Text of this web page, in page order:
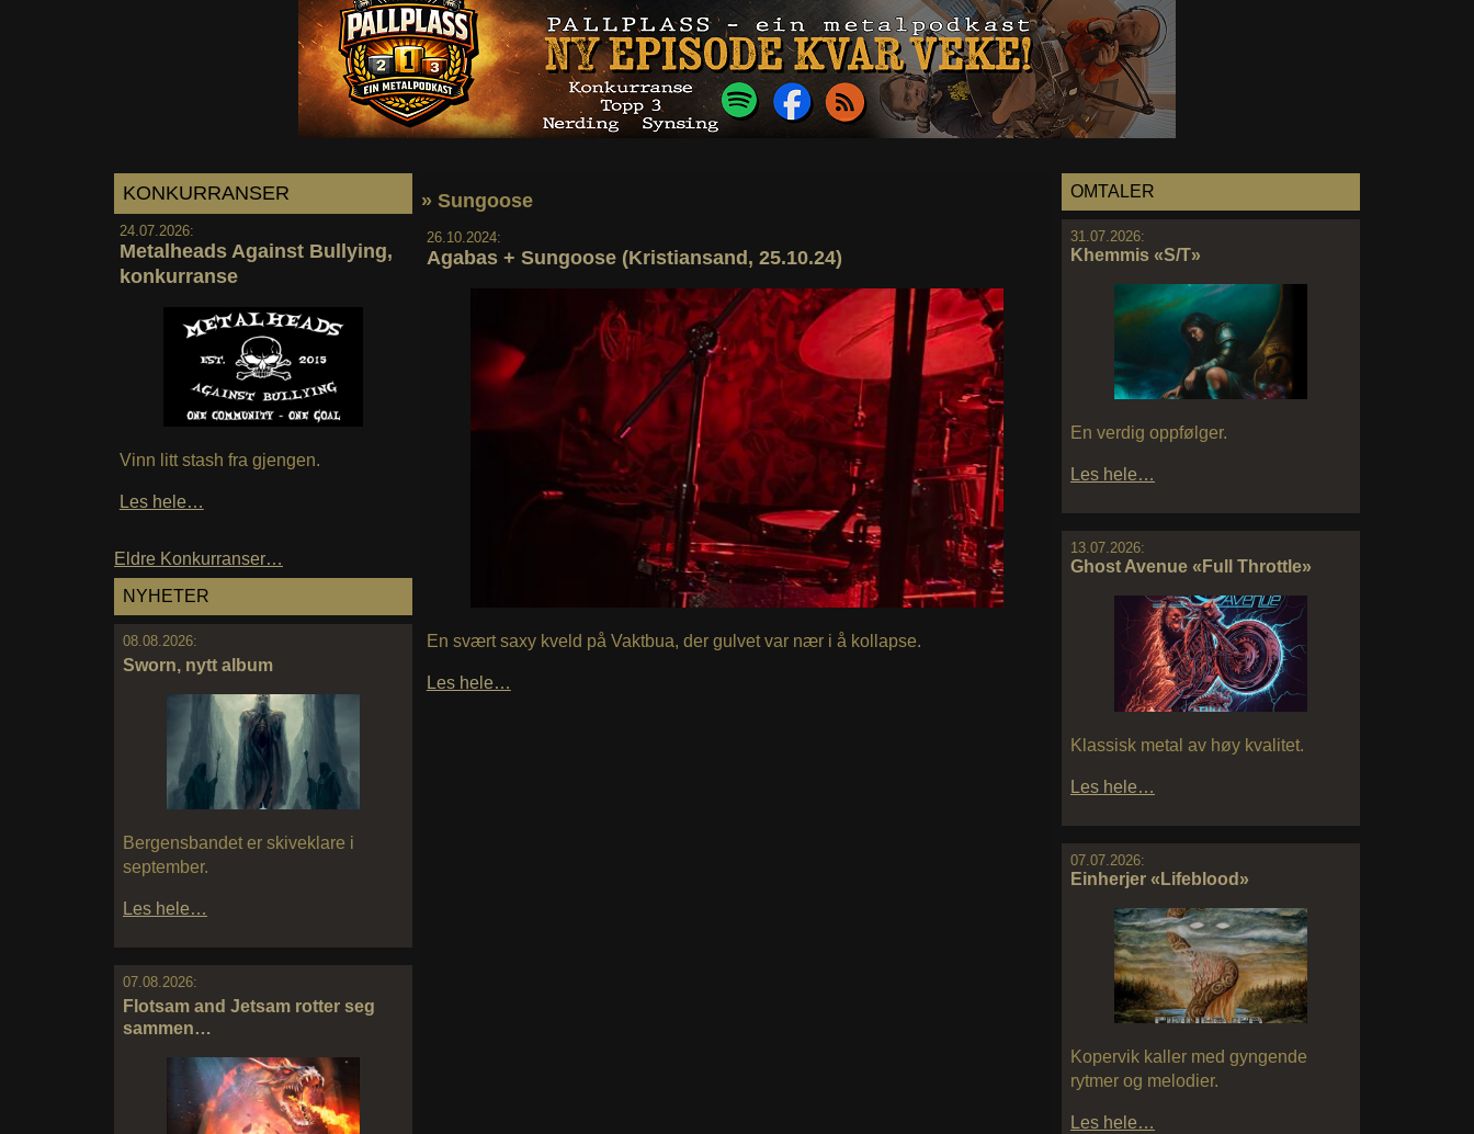
KONKURRANSER
24.07.2026:
Metalheads Against Bullying,
konkurranse
Vinn litt stash fra gjengen.
Les hele…
Eldre Konkurranser…
NYHETER
08.08.2026:
Sworn, nytt album
Bergensbandet er skiveklare i
september.
Les hele…
07.08.2026:
Flotsam and Jetsam rotter seg
sammen…
OMTALER
31.07.2026:
Khemmis «S/T»
En verdig oppfølger.
Les hele…
13.07.2026:
Ghost Avenue «Full Throttle»
Klassisk metal av høy kvalitet.
Les hele…
07.07.2026:
Einherjer «Lifeblood»
Kopervik kaller med gyngende
rytmer og melodier.
Les hele…
» Sungoose
26.10.2024:
Agabas + Sungoose (Kristiansand, 25.10.24)
En svært saxy kveld på Vaktbua, der gulvet var nær i å kollapse.
Les hele…